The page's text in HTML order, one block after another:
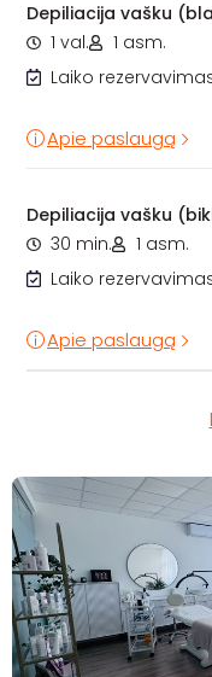
Depiliacija vašku
1 val.
1 asm.
Laiko
Apie paslaugą
Depiliacija vašku
30 min.
1 asm.
Laiko
Apie paslaugą